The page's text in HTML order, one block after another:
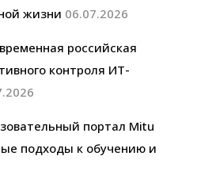
жизни 06.07.2026
российская
контроля ИТ-
портал Mitu
подходы к обучению и